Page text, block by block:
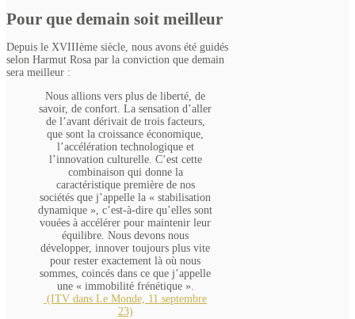
Pour que demain soit meilleur
Depuis le XVIIIème siècle, nous avons été guidés
selon Harmut Rosa par la conviction que demain
sera meilleur :
Nous allions vers plus de liberté, de
savoir, de confort. La sensation d’aller
de l’avant dérivait de trois facteurs,
que sont la croissance économique,
l’accélération technologique et
l’innovation culturelle. C’est cette
combinaison qui donne la
caractéristique première de nos
sociétés que j’appelle la « stabilisation
dynamique », c’est-à-dire qu’elles sont
vouées à accélérer pour maintenir leur
équilibre. Nous devons nous
développer, innover toujours plus vite
pour rester exactement là où nous
sommes, coincés dans ce que j’appelle
une « immobilité frénétique ».
(ITV dans Le Monde, 11 septembre
23)